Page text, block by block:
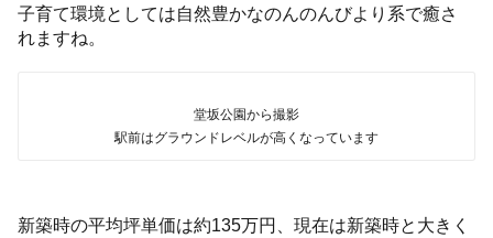
子育て環境としては自然豊かなのんのんびより系で癒さ
れますね。
堂坂公園から撮影
駅前はグラウンドレベルが高くなっています
新築時の平均坪単価は約135万円、現在は新築時と大きく